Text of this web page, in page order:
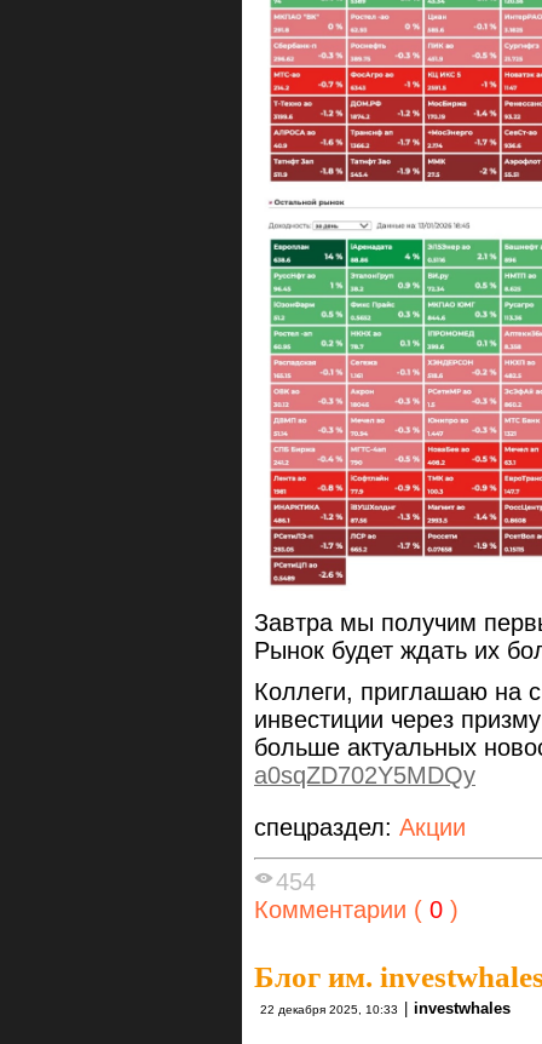
Завтра мы получим
Рынок будет ждать их
Коллеги, приглашаю на
инвестиции через
больше актуальных
a0sqZD702Y5MDQy
спецраздел: Акции
454
Комментарии ( 0 )
Блог им.
22 декабря 2025, 10:33 | investwhales